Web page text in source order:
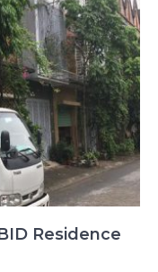
Residence